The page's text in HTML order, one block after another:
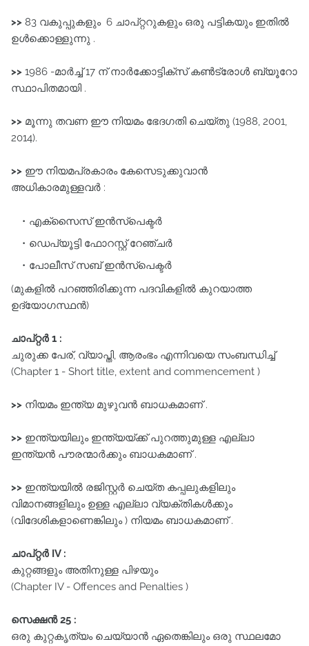
>> 83 വകുപ്പുകളും 6 ചാപ്‌റ്ററുകളും ഒരു പട്ടികയും ഇതിൽ
ഉൾക്കൊള്ളുന്നു .
>> 1986 -മാർച്ച് 17 ന് നാർക്കോട്ടിക്സ്‌ കൺട്രോൾ ബ്യൂറോ
സ്ഥാപിതമായി .
>> മൂന്നു തവണ ഈ നിയമം ഭേദഗതി ചെയ്തു (1988, 2001,
2014).
>> ഈ നിയമപ്രകാരം കേസെടുക്കുവാൻ
അധികാരമുള്ളവർ :
എക്സൈസ്‌ ഇൻസ്പെക്ടർ
ഡെപ്യൂട്ടി ഫോറസ്റ്റ്‌ റേഞ്ചർ
പോലീസ്‌ സബ്‌ ഇൻസ്പെക്ടർ
(മുകളിൽ പറഞ്ഞിരിക്കുന്ന പദവികളിൽ കുറയാത്ത
ഉദ്യോഗസ്ഥൻ)
ചാപ്റ്റർ 1 :
ചുരുക്ക പേര്‌, വ്യാപ്തി, ആരംഭം എന്നിവയെ സംബന്ധിച്ച്‌
(Chapter 1 - Short title, extent and commencement )
>> നിയമം ഇന്ത്യ മുഴുവൻ ബാധകമാണ് .
>> ഇന്ത്യയിലും ഇന്ത്യയ്ക്ക് പുറത്തുമുള്ള എല്ലാ
ഇന്ത്യൻ പൗരന്മാർക്കും ബാധകമാണ് .
>> ഇന്ത്യയിൽ രജിസ്റ്റർ ചെയ്ത കപ്പലുകളിലും
വിമാനങ്ങളിലും ഉള്ള എല്ലാ വ്യക്തികൾക്കും
(വിദേശികളാണെങ്കിലും ) നിയമം ബാധകമാണ് .
ചാപ്റ്റർ IV :
കുറ്റങ്ങളും അതിനുള്ള പിഴയും
(Chapter IV - Offences and Penalties )
സെക്ഷൻ 25 :
ഒരു കുറ്റകൃത്യം ചെയ്യാൻ ഏതെങ്കിലും ഒരു സ്ഥലമോ